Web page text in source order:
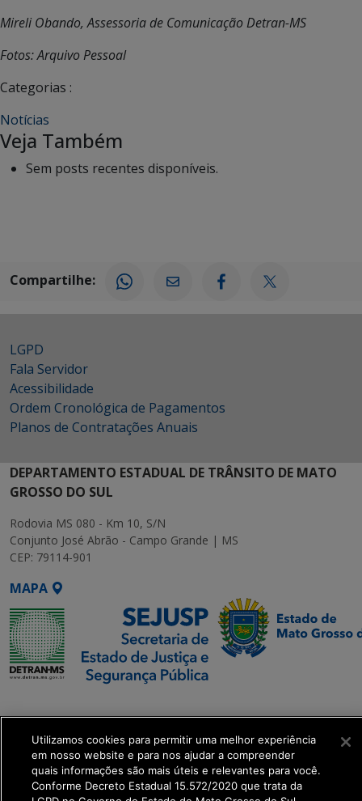
Mireli Obando, Assessoria de Comunicação Detran-MS
Fotos: Arquivo Pessoal
Categorias :
Notícias
Veja Também
Sem posts recentes disponíveis.
Compartilhe:
LGPD
Fala Servidor
Acessibilidade
Ordem Cronológica de Pagamentos
Planos de Contratações Anuais
DEPARTAMENTO ESTADUAL DE TRÂNSITO DE MATO
GROSSO DO SUL
Rodovia MS 080 - Km 10, S/N
Conjunto José Abrão - Campo Grande | MS
CEP: 79114-901
MAPA
Executiva de
Transformação Digital
get_footer();
Utilizamos cookies para permitir uma melhor experiência
em nosso website e para nos ajudar a compreender
quais informações são mais úteis e relevantes para você.
Conforme Decreto Estadual 15.572/2020 que trata da